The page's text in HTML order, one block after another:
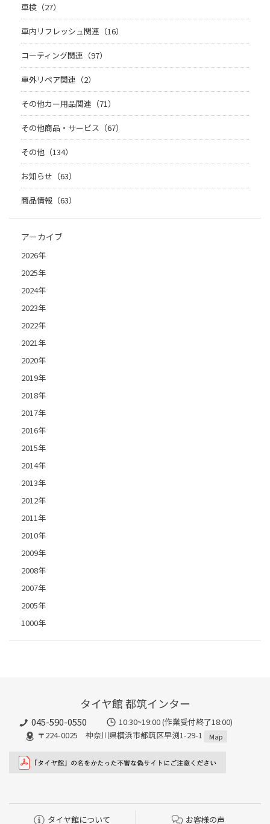
車検（27）
車内リフレッシュ関連（16）
コーティング関連（97）
車外リペア関連（2）
その他カー用品関連（71）
その他商品・サービス（67）
その他（134）
お知らせ（63）
商品情報（63）
アーカイブ
2026年
2025年
2024年
2023年
2022年
2021年
2020年
2019年
2018年
2017年
2016年
2015年
2014年
2013年
2012年
2011年
2010年
2009年
2008年
2007年
2005年
1000年
タイヤ館 都筑インター
045-590-0550
10:30~19:00 (作業受付終了18:00)
〒224-0025 神奈川県横浜市都筑区早渕1-29-1
Map
タイヤ館について お客様の声